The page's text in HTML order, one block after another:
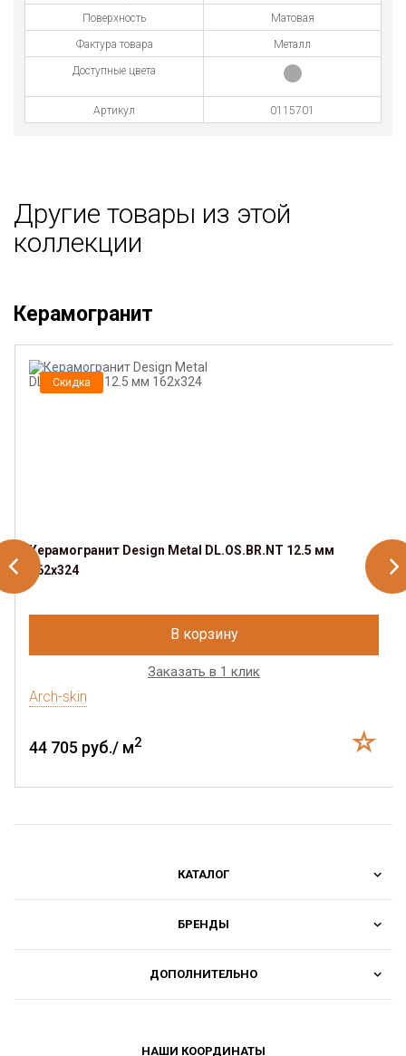
Поверхность Матовая
Фактура товара Металл
Доступные цвета
Артикул 0115701
Другие товары из этой
коллекции
Керамогранит
Скидка
Керамогранит Design Metal DL.OS.BR.NT 12.5 мм
162х324
В корзину
Заказать в 1 клик
Arch-skin
44 705 руб./ м2
КАТАЛОГ
БРЕНДЫ
ДОПОЛНИТЕЛЬНО
НАШИ КООРДИНАТЫ